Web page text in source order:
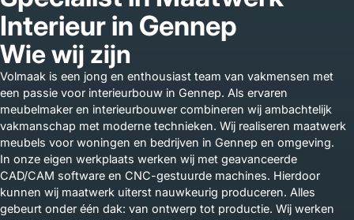
Interieur in Gennep
Wie wij zijn
Volmaak is een jong en enthousiast team van vakmensen met
een passie voor interieurbouw in Gennep. Als ervaren
meubelmaker en interieurbouwer combineren wij ambachtelijk
vakmanschap met moderne technieken. Wij realiseren maatwerk
meubels voor woningen en bedrijven in Gennep en omgeving.
In onze eigen werkplaats werken wij met geavanceerde
CAD/CAM software en CNC-gestuurde machines. Hierdoor
kunnen wij maatwerk uiterst nauwkeurig produceren. Alles
gebeurt onder één dak: van ontwerp tot productie. Wij werken